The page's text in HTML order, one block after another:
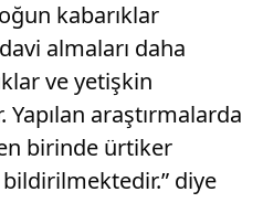
kabarıklar
almaları daha
ve yetişkin
araştırmalarda
birinde ürtiker
diye